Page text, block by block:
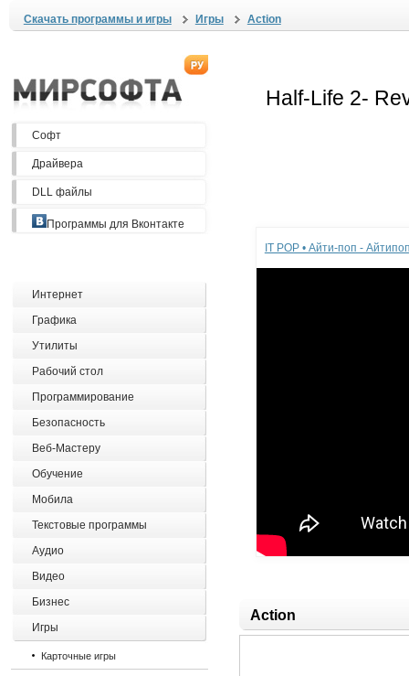
Скачать программы и игры Игры Action
Софт
Драйвера
DLL файлы
Программы для Вконтакте
Интернет
Графика
Утилиты
Рабочий стол
Программирование
Безопасность
Веб-Мастеру
Обучение
Мобила
Текстовые программы
Аудио
Видео
Бизнес
Игры
Карточные игры
IT POP • Айти-поп -
Action